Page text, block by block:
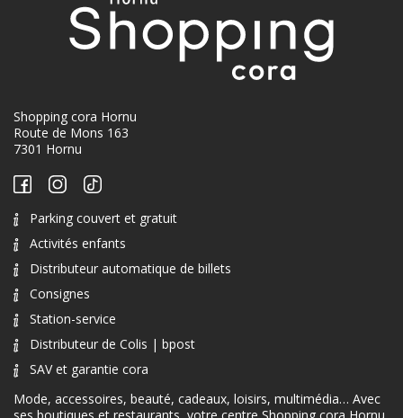
Shopping cora Hornu
Route de Mons 163
7301 Hornu
Parking couvert et gratuit
Activités enfants
Distributeur automatique de billets
Consignes
Station-service
Distributeur de Colis | bpost
SAV et garantie cora
Mode, accessoires, beauté, cadeaux, loisirs, multimédia… Avec